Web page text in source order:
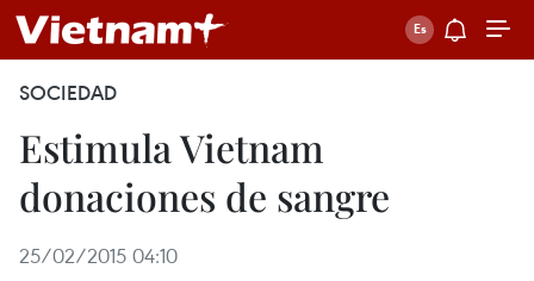
SOCIEDAD
Estimula Vietnam
donaciones de sangre
25/02/2015 04:10